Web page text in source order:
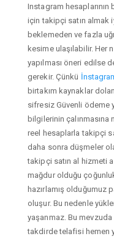
Instagram
için takipçi satın almak
beklemeden ve fazla
kesime ulaşılabilir. Her
yapılması öneri edilse
gerekir. Çünkü
birtakım kaynaklar
sifresiz Güvenli ödeme
bilgilerinin çalınmasına
reel hesaplarla takipçi
daha sonra düşmeler
takipçi satın al hizmeti
mağdur olduğu
hazırlamış olduğumuz
oluşur. Bu nedenle
yaşanmaz. Bu
takdirde telafisi hemen